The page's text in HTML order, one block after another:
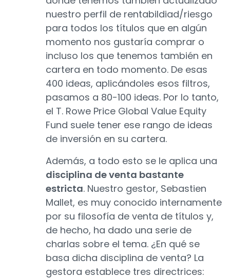
nuestro perfil de rentabildiad/riesgo
para todos los títulos que en algún
momento nos gustaría comprar o
incluso los que tenemos también en
cartera en todo momento. De esas
400 ideas, aplicándoles esos filtros,
pasamos a 80-100 ideas. Por lo tanto,
el T. Rowe Price Global Value Equity
Fund suele tener ese rango de ideas
de inversión en su cartera.
Además, a todo esto se le aplica una
disciplina de venta bastante
estricta. Nuestro gestor, Sebastien
Mallet, es muy conocido internamente
por su filosofía de venta de títulos y,
de hecho, ha dado una serie de
charlas sobre el tema. ¿En qué se
basa dicha disciplina de venta? La
gestora establece tres directrices: